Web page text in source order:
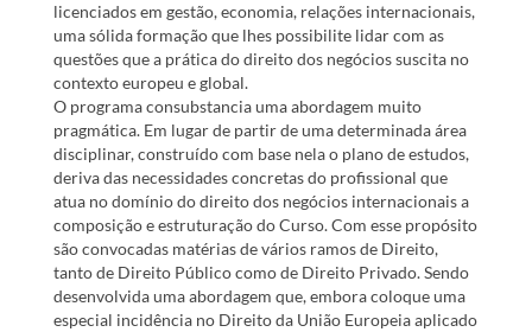
licenciados em gestão, economia, relações internacionais,
uma sólida formação que lhes possibilite lidar com as
questões que a prática do direito dos negócios suscita no
contexto europeu e global.
O programa consubstancia uma abordagem muito
pragmática. Em lugar de partir de uma determinada área
disciplinar, construído com base nela o plano de estudos,
deriva das necessidades concretas do profissional que
atua no domínio do direito dos negócios internacionais a
composição e estruturação do Curso. Com esse propósito
são convocadas matérias de vários ramos de Direito,
tanto de Direito Público como de Direito Privado. Sendo
desenvolvida uma abordagem que, embora coloque uma
especial incidência no Direito da União Europeia aplicado